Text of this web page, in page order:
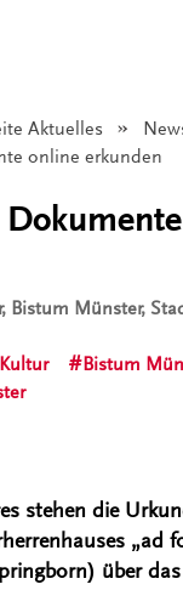
Aktuelles
online erkunden
, Bistum Münster,
Kultur
Bistum
stehen die
„ad
über